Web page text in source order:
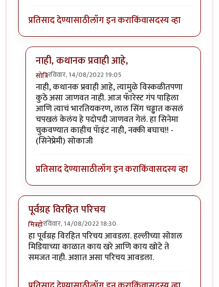
प्रतिसाद देण्यासाठीलॉग इन कराकिंवासदस्य व्हा
नाही, कथानक प्रवाही आहे,
सोत्रिरविवार, 14/08/2022 19:05
In reply toपरिचय आवडला.byचौथा कोनाडा
नाही, कथानक प्रवाही आहे, त्यामुळे विस्कळीतपणा
कुठे असा जाणवत नाही. आज फॅारेस्ट गंप पाहिला
आणि त्याचं भारतियकरण, लाल सिंग चढ्ढात कसलं
चपखलं केलंय हे पदोपदी जाणवत गेलं. हा सिनेमा
चुकवण्यात काहीच पॅाइंट नाही, नक्की बघाच!! -
(सिनेप्रेमी) सोकाजी
प्रतिसाद देण्यासाठीलॉग इन कराकिंवासदस्य व्हा
पूर्वग्रह विरहित परिचय
मित्रहोरविवार, 14/08/2022 18:30
हा पूर्वग्रह विरहित परिचय आवडला. हल्लीच्या सोशल
मिडियाच्या काळात काय खरे आणि काय खोटे ते
समजत नाही. अशात असा परिचय आवडला.